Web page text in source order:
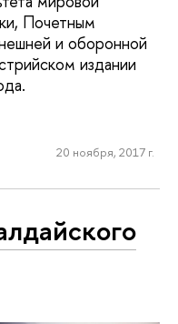
Почетным
и оборонной
издании
20 ноября, 2017 г.